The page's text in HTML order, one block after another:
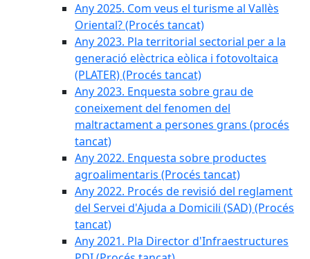
Any 2025. Com veus el turisme al Vallès
Oriental? (Procés tancat)
Any 2023. Pla territorial sectorial per a la
generació elèctrica eòlica i fotovoltaica
(PLATER) (Procés tancat)
Any 2023. Enquesta sobre grau de
coneixement del fenomen del
maltractament a persones grans (procés
tancat)
Any 2022. Enquesta sobre productes
agroalimentaris (Procés tancat)
Any 2022. Procés de revisió del reglament
del Servei d'Ajuda a Domicili (SAD) (Procés
tancat)
Any 2021. Pla Director d'Infraestructures